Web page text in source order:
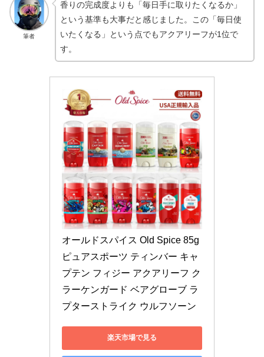
筆者
香りの完成度よりも「毎日手に取りたくなるか」
という基準も大事だと感じました。この「毎日使
いたくなる」という点でもアクアリーフが1位で
す。
オールドスパイス Old Spice 85g
ピュアスポーツ ティンバー キャ
プテン フィジー アクアリーフ ク
ラーケンガード ベアグローブ ラ
プターストライク ウルフソーン
楽天市場で見る